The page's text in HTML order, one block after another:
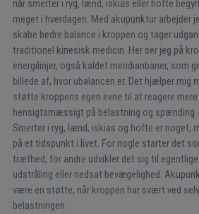
når smerter i ryg, lænd, iskias eller hofte
meget i hverdagen. Med akupunktur arbejder
skabe bedre balance i kroppen og tager
traditionel kinesisk medicin. Her ser jeg på
energilinjer, også kaldet meridianbaner, som
billede af, hvor ubalancen er. Det hjælper mig
støtte kroppens egen evne til at reagere mere
hensigtsmæssigt på belastning og spænding.
Smerter i ryg, lænd, iskias og hofte er noget,
på et tidspunkt i livet. For nogle starter det
træthed, for andre udvikler det sig til
udstråling eller nedsat bevægelighed.
være en støtte, når kroppen har svært ved
belastningen.